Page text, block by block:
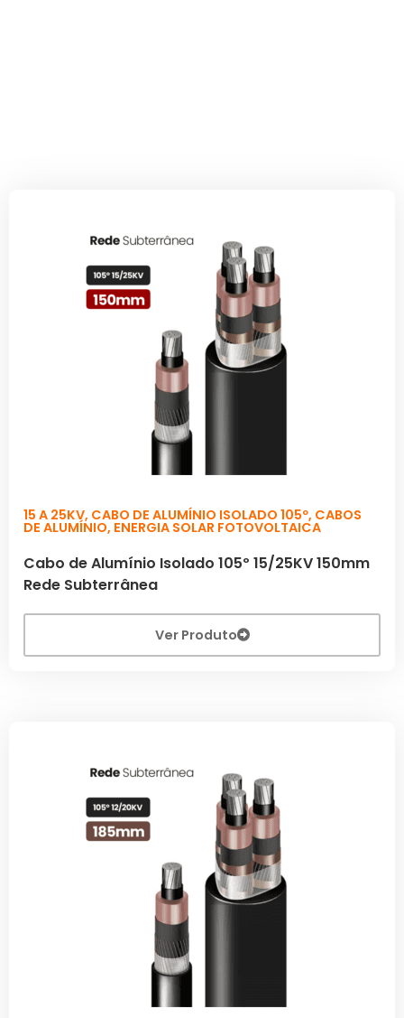
15 A 25KV, CABO DE ALUMÍNIO ISOLADO 105º, CABOS
DE ALUMÍNIO, ENERGIA SOLAR FOTOVOLTAICA
Cabo de Alumínio Isolado 105º 15/25KV 150mm
Rede Subterrânea
Ver Produto